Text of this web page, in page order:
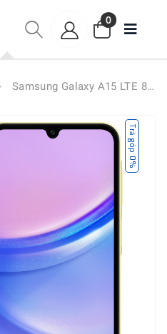
0
Samsung Galaxy A15 LTE 8GB 128GB
Trả góp 0%